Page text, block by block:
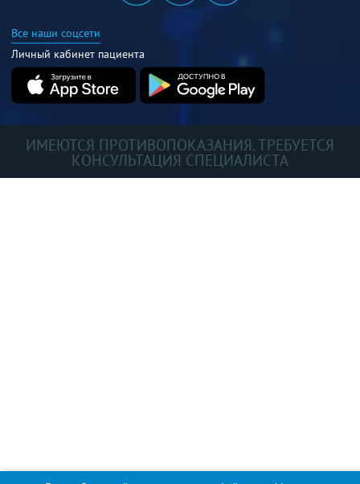
Все наши соцсети
Личный кабинет пациента
ИМЕЮТСЯ ПРОТИВОПОКАЗАНИЯ. ТРЕБУЕТСЯ
КОНСУЛЬТАЦИЯ СПЕЦИАЛИСТА